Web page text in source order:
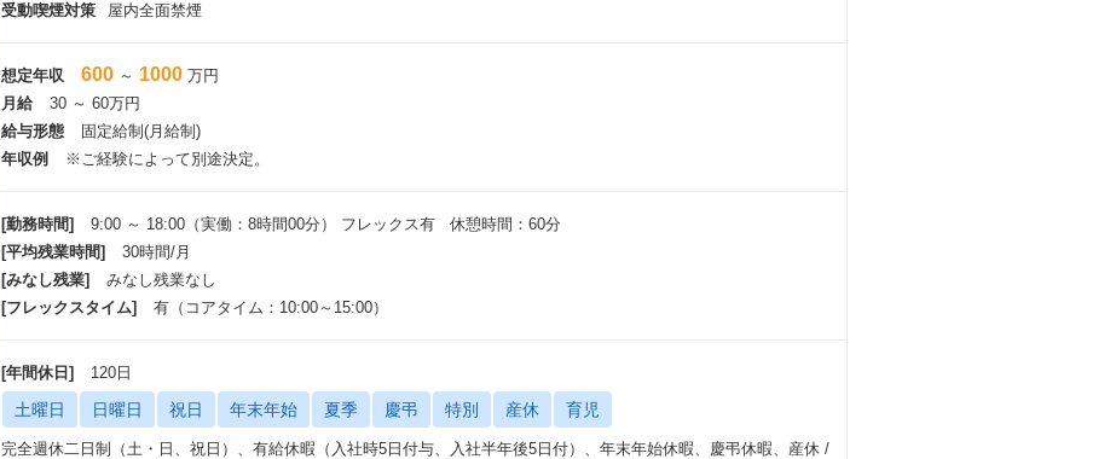
受動喫煙対策
屋内全面禁煙
想定年収 600 ～ 1000 万円
月給
30 ～ 60万円
給与形態
固定給制(月給制)
年収例
※ご経験によって別途決定。
[勤務時間]
9:00 ～ 18:00（実働：8時間00分） フレックス有 休憩時間：60分
[平均残業時間]
30時間/月
[みなし残業]
みなし残業なし
[フレックスタイム]
有（コアタイム：10:00～15:00）
[年間休日] 120日
土曜日 日曜日 祝日 年末年始 夏季 慶弔 特別 産休 育児
完全週休二日制（土・日、祝日）、有給休暇（入社時5日付与、入社半年後5日付）、年末年始休暇、慶弔休暇、産休 /